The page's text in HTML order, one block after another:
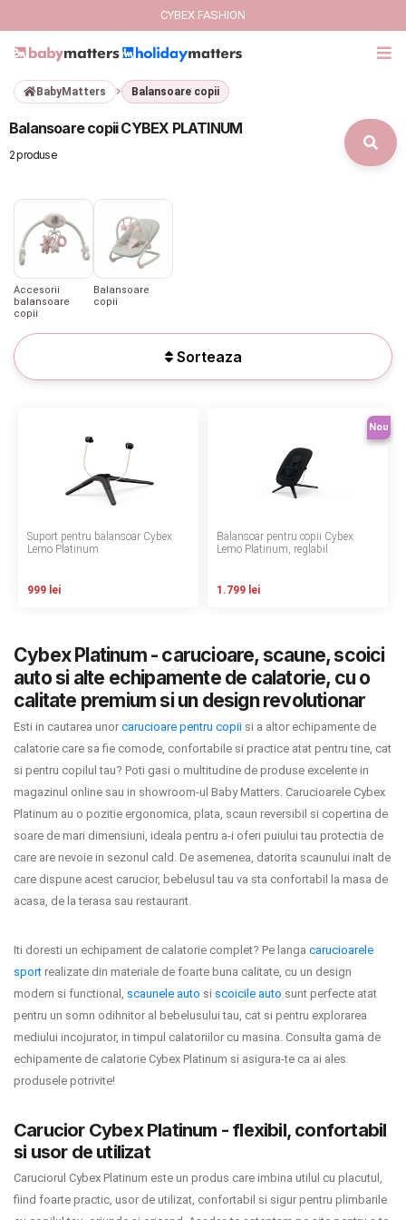
GIFT CARD
Branduri
CARUCIOARE COPII
CAMERA COPILULUI
JUCARII
MARSUPII BEBELUSI
BALANSOARE COPII
BABY MONITORS
HRANIRE SI DIVERSIFICARE
CASA SI CURATENIE
BAIE SI TOALETA
Despre noi
Blog
Regulament giveaway
Depozit
Branduri
CYBEX FASHION
BabyMatters Balansoare copii
Balansoare copii CYBEX PLATINUM
2 produse
Accesorii
balansoare
copii
Balansoare
copii
Sorteaza
Suport pentru balansoar Cybex
Lemo Platinum
999 lei
Nou
Balansoar pentru copii Cybex
Lemo Platinum, reglabil
1.799 lei
Cybex Platinum - carucioare, scaune, scoici
auto si alte echipamente de calatorie, cu o
calitate premium si un design revolutionar
Esti in cautarea unor carucioare pentru copii si a altor echipamente de
calatorie care sa fie comode, confortabile si practice atat pentru tine, cat
si pentru copilul tau? Poti gasi o multitudine de produse excelente in
magazinul online sau in showroom-ul Baby Matters. Carucioarele Cybex
Platinum au o pozitie ergonomica, plata, scaun reversibil si copertina de
soare de mari dimensiuni, ideala pentru a-i oferi puiului tau protectia de
care are nevoie in sezonul cald. De asemenea, datorita scaunului inalt de
care dispune acest carucior, bebelusul tau va sta confortabil la masa de
acasa, de la terasa sau restaurant.
Iti doresti un echipament de calatorie complet? Pe langa carucioarele
sport realizate din materiale de foarte buna calitate, cu un design
modern si functional, scaunele auto si scoicile auto sunt perfecte atat
pentru un somn odihnitor al bebelusului tau, cat si pentru explorarea
mediului incojurator, in timpul calatoriilor cu masina. Consulta gama de
echipamente de calatorie Cybex Platinum si asigura-te ca ai ales
produsele potrivite!
Carucior Cybex Platinum - flexibil, confortabil
si usor de utilizat
Caruciorul Cybex Platinum este un produs care imbina utilul cu placutul,
fiind foarte practic, usor de utilizat, confortabil si sigur pentru plimbarile